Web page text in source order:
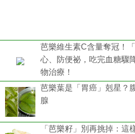
芭樂維生素C含量奪冠！
心、防便祕，吃完血糖驟
物治療！
芭樂葉是「胃癌」剋星？
腺
「芭樂籽」別再挑掉：這